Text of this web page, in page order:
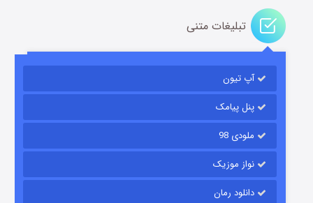
تبلیغات متنی
آپ تیون
پنل پیامک
ملودی 98
نواز موزیک
دانلود رمان